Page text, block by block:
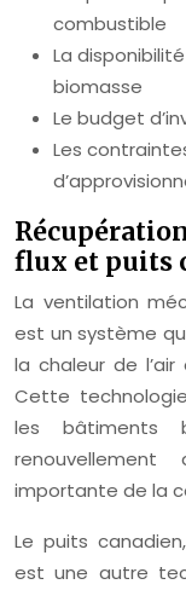
combustible
La
biomasse
Le budget
Les
flux et puits
La ventilation
est un système
la chaleur de
Cette
les bâtiments
importante de la
Le puits
est une autre